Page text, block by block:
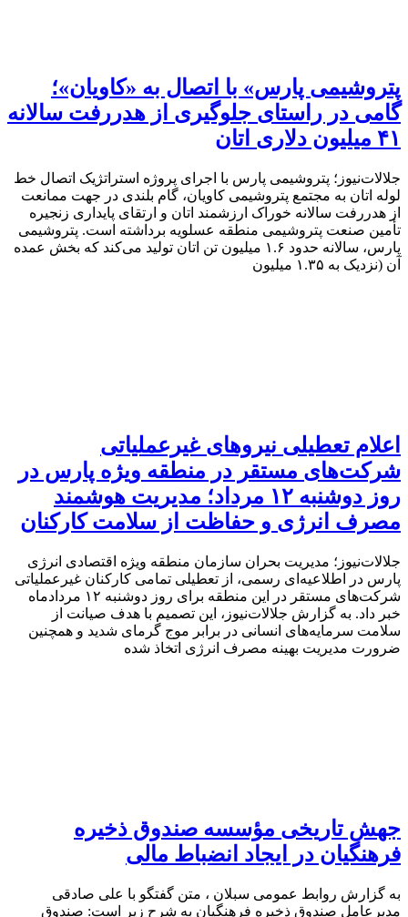
پتروشیمی پارس» با اتصال به «کاویان»؛
گامی در راستای جلوگیری از هدررفت سالانه
۴۱ میلیون دلاری اتان
جلالات‌نیوز؛ پتروشیمی پارس با اجرای پروژه استراتژیک اتصال خط
لوله اتان به مجتمع پتروشیمی کاویان، گام بلندی در جهت ممانعت
از هدررفت سالانه خوراک ارزشمند اتان و ارتقای پایداری زنجیره
تأمین صنعت پتروشیمی منطقه عسلویه برداشته است. پتروشیمی
پارس، سالانه حدود ۱.۶ میلیون تن اتان تولید می‌کند که بخش عمده
آن (نزدیک به ۱.۳۵ میلیون
اعلام تعطیلی نیروهای غیرعملیاتی
شرکت‌های مستقر در منطقه ویژه پارس در
روز دوشنبه ۱۲ مرداد؛ مدیریت هوشمند
مصرف انرژی و حفاظت از سلامت کارکنان
جلالات‌نیوز؛ مدیریت بحران سازمان منطقه ویژه اقتصادی انرژی
پارس در اطلاعیه‌ای رسمی، از تعطیلی تمامی کارکنان غیرعملیاتی
شرکت‌های مستقر در این منطقه برای روز دوشنبه ۱۲ مردادماه
خبر داد. به گزارش جلالات‌نیوز، این تصمیم با هدف صیانت از
سلامت سرمایه‌های انسانی در برابر موج گرمای شدید و همچنین
ضرورت مدیریت بهینه مصرف انرژی اتخاذ شده
جهش تاریخی مؤسسه صندوق ذخیره
فرهنگیان در ایجاد انضباط مالی
به گزارش روابط عمومی سبلان ، متن گفتگو با علی صادقی
مدیرعامل صندوق ذخیره فرهنگیان به شرح زیر است: صندوق